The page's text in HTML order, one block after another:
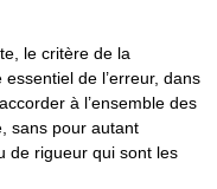
le critère de la
de l’erreur, dans
à l’ensemble des
sans pour autant
de rigueur qui sont les